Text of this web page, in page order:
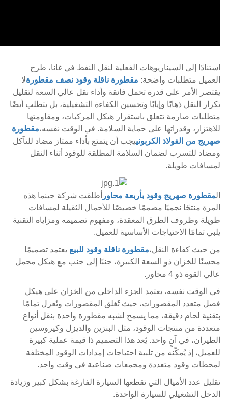
استنادًا إلى السيناريوهات الفعلية لنقل النفط في غانا، طرح
العميل متطلبات واضحة: مقطورة ناقلة وقود نصف مقطورةلا
يقتصر الأمر على قدرة تحمل فائقة وأداء نقل عالي السعة لتقليل
تكرار النقل ذهابًا وإيابًا وتحسين الكفاءة التشغيلية، بل يتطلب أيضًا
متطلبات صارمة تتعلق باستقرار هيكل المركبات، ومقاومتها
للاهتزاز، وقدراتها على حماية السلامة. في الوقت نفسه،مقطورة
صهريج من الفولاذ الكربونييجب أن يتمتع بأداء ممتاز مضاد للتآكل
ومضاد للتسرب لضمان السلامة المطلقة للوقود أثناء النقل
لمسافات طويلة.
المقطورة صهريج وقود بأربعة محاور أطلقت شركة جينما هذه
المرة منتجًا نجميًا مصممًا خصيصًا للأحمال الثقيلة لمسافات
طويلة وظروف الطرق المعقدة، ومفهوم تصميمه ومزاياه التقنية
يلبي تمامًا الاحتياجات الأساسية للعميل.
من حيث كفاءة النقل،مقطورة ناقلة وقود للبيع يعتمد تصميمًا
محسنًا للخزان ذو السعة الكبيرة، جنبًا إلى جنب مع هيكل محمل
عالي القوة ذو 4 محاور.
في الوقت نفسه، يعتمد الجزء الداخلي من الخزان على هيكل
فصل متعدد المقصورات، حيث تُغلق المقصورات وتُعزل تمامًا
بتقنية لحام دقيقة، مما يسمح لشبه مقطورة واحدة بنقل أنواع
متعددة من منتجات الوقود، مثل البنزين والديزل وكيروسين
الطيران، في آنٍ واحد. يُعد هذا التصميم ذا قيمة عملية كبيرة
للعميل، إذ يُمكّنه من تلبية احتياجات إمدادات الوقود المختلفة
لمحطات وقود متعددة ومجمعات صناعية في وقت واحد.
تقليل عدد الأميال التي تقطعها السيارة الفارغة بشكل كبير وزيادة
الدخل التشغيلي للسيارة الواحدة.